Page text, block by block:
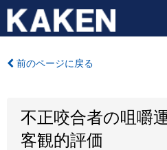
前のページに戻る
不正咬合者の咀嚼
客観的評価